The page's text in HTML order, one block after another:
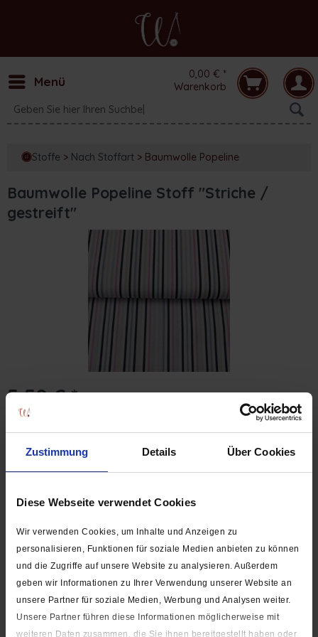
Zustimmung Details Über Cookies
Diese Webseite verwendet Cookies
Wir verwenden Cookies, um Inhalte und Anzeigen zu
personalisieren, Funktionen für soziale Medien anbieten zu können
und die Zugriffe auf unsere Website zu analysieren. Außerdem
geben wir Informationen zu Ihrer Verwendung unserer Website an
unsere Partner für soziale Medien, Werbung und Analysen weiter.
Unsere Partner führen diese Informationen möglicherweise mit
weiteren Daten zusammen, die Sie ihnen bereitgestellt haben oder
Menü
0,00 € *
Warenkorb
Stoffe > Nach Stoffart > Baumwolle Popeline
Baumwolle Popeline Stoff "Striche /
gestreift"
5,50 € *
(Grundpreis: 11,00 €* / Meter)
cm In den Warenkorb
Auf die Wunschliste
Artikel-Nr.: 9900-00064
Beschreibung
Material: 100% Baumwolle Gewicht: 115 g/m² Stoffbreite: 140
cm Mindestabnahme: 50 cm,...mehr